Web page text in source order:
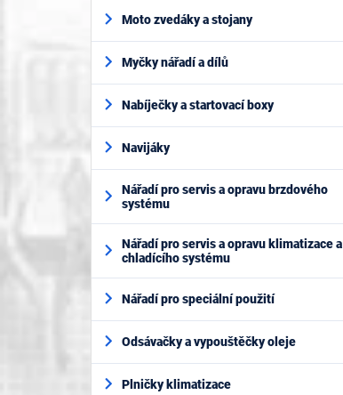
Moto zvedáky a stojany
Myčky nářadí a dílů
Nabíječky a startovací boxy
Navijáky
Nářadí pro servis a opravu brzdového
systému
Nářadí pro servis a opravu klimatizace a
chladícího systému
Nářadí pro speciální použití
Odsávačky a vypouštěčky oleje
Plničky klimatizace